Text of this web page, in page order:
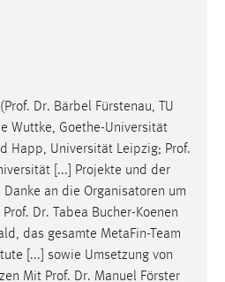
Prof. Dr. Bärbel Fürstenau, TU
Wuttke, Goethe-Universität
Happ, Universität Leipzig; Prof.
[...] Projekte und der
an die Organisatoren um
Prof. Dr. Tabea Bucher-Koenen
das gesamte MetaFin-Team
[...] sowie Umsetzung von
Mit Prof. Dr. Manuel Förster